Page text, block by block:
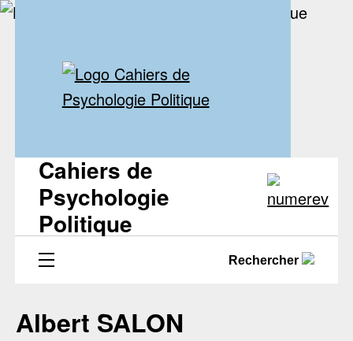
Cahiers de
Psychologie
Politique
Rechercher
Albert SALON